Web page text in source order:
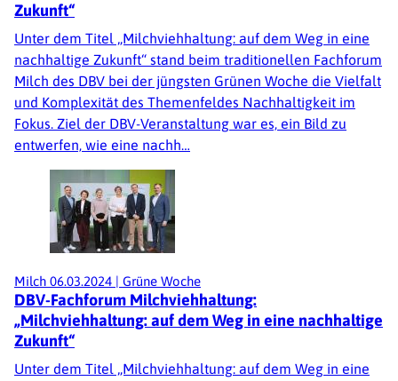
Zukunft“
Unter dem Titel „Milchviehhaltung: auf dem Weg in eine
nachhaltige Zukunft“ stand beim traditionellen Fachforum
Milch des DBV bei der jüngsten Grünen Woche die Vielfalt
und Komplexität des Themenfeldes Nachhaltigkeit im
Fokus. Ziel der DBV-Veranstaltung war es, ein Bild zu
entwerfen, wie eine nachh…
Milch 06.03.2024 | Grüne Woche
DBV-Fachforum Milchviehhaltung:
„Milchviehhaltung: auf dem Weg in eine nachhaltige
Zukunft“
Unter dem Titel „Milchviehhaltung: auf dem Weg in eine